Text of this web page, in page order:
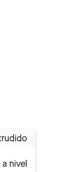
nivel